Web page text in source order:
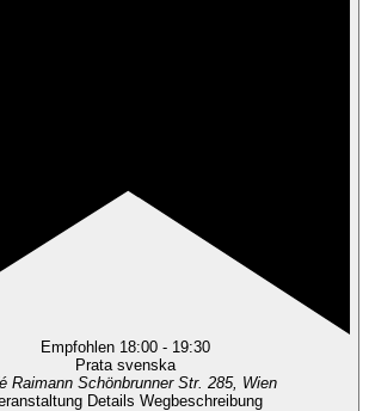
Empfohlen 18:00 - 19:30
Prata svenska
Raimann
Schönbrunner Str. 285, Wien
Details Wegbeschreibung